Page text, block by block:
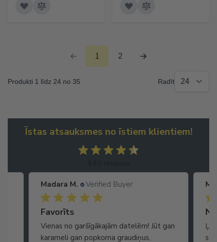
1 2
Produkti 1 līdz 24 no 35 Radīt
Īstas atsauksmes no īstiem klientiem!
Madara M. Verified Buyer
Favorīts
Vienas no garšīgākajām datelēm! Jūt gan
karameli gan popkorna graudiņus,